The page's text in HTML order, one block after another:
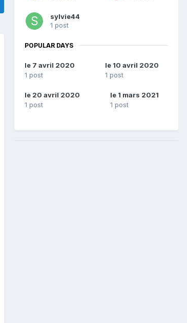
sylvie44
1 post
POPULAR DAYS
le 7 avril 2020
1 post
le 10 avril 2020
1 post
le 20 avril 2020
1 post
le 1 mars 2021
1 post